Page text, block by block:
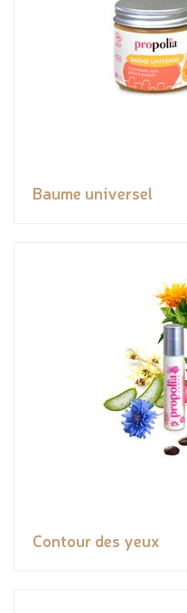
Baume universel
Contour des yeux